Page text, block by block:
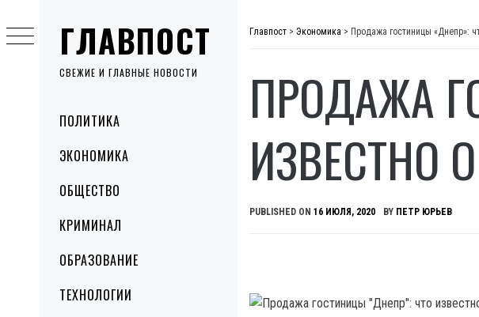
ГЛАВПОСТ
СВЕЖИЕ И ГЛАВНЫЕ НОВОСТИ
MenuПОЛИТИКА
ЭКОНОМИКА
ОБЩЕСТВО
КРИМИНАЛ
ОБРАЗОВАНИЕ
ТЕХНОЛОГИИ
to
content
Главпост > Экономика > Продажа гостиницы «Днепр»:
ПРОДАЖА
ИЗВЕСТНО
PUBLISHED ON 16 ИЮЛЯ, 2020 BY ПЕТР ЮРЬЕВ